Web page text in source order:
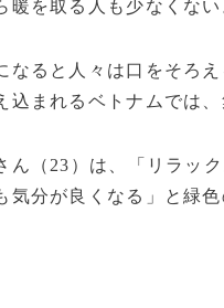
を取る人も少なくない
ると人々は口をそろ
込まれるベトナムでは
（23）は、「リラッ
分が良くなる」と緑